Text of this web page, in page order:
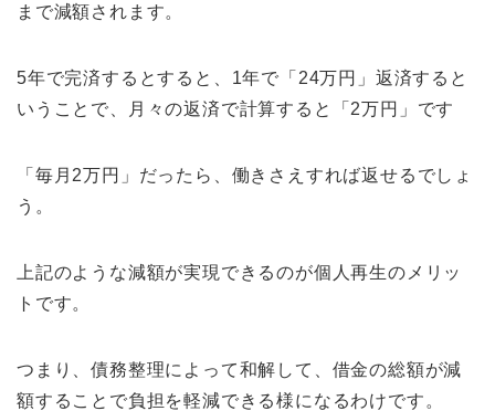
まで減額されます。
5年で完済するとすると、1年で「24万円」返済すると
いうことで、月々の返済で計算すると「2万円」です
「毎月2万円」だったら、働きさえすれば返せるでしょ
う。
上記のような減額が実現できるのが個人再生のメリッ
トです。
つまり、債務整理によって和解して、借金の総額が減
額することで負担を軽減できる様になるわけです。